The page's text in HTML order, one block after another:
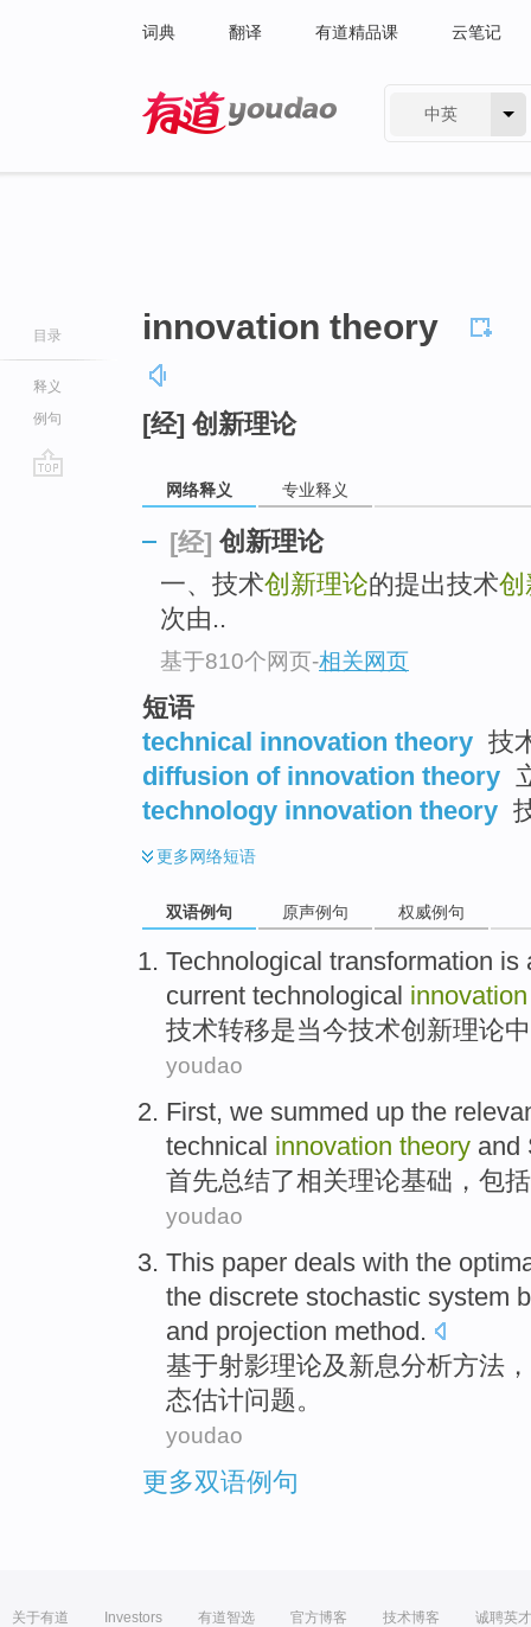
词典 翻译 有道精品课 云笔记
中英
目录
释义
例句
innovation theory
[经] 创新理论
网络释义 专业释义
[经] 创新理论
一、技术创新理论的提出技术创
次由..
基于810个网页-相关网页
短语
technical innovation theory 技
diffusion of innovation theory
technology innovation theory
更多网络短语
双语例句 原声例句 权威例句
Technological transformation is
current technological innovation
技术转移是当今技术创新理论中
youdao
First, we summed up the
technical innovation theory and
首先总结了相关理论基础 ， 包括
youdao
This paper deals with the
the discrete stochastic system
and projection method.
基于射影理论及 新息分析方法，
态估计问题。
youdao
更多双语例句
关于有道 Investors 有道智选 官方博客 技术博客 诚聘英才